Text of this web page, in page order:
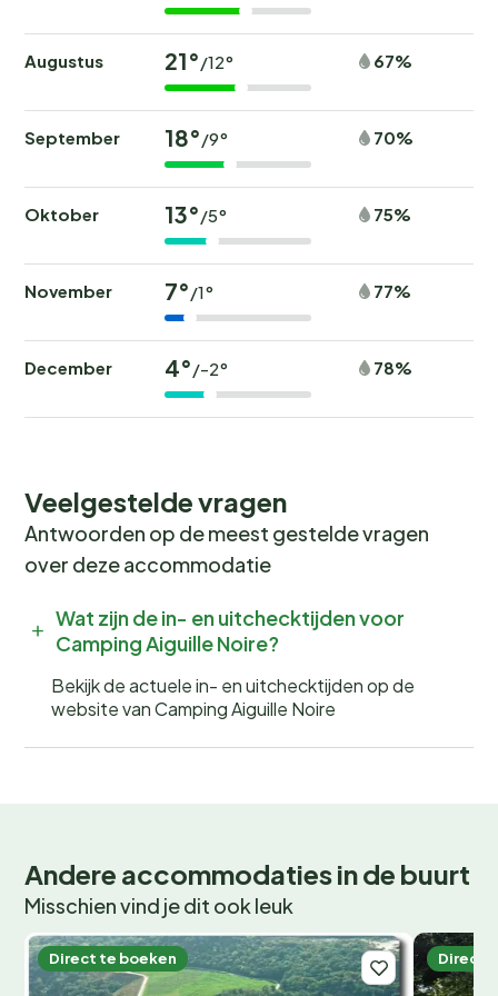
Augustus 21°/12° 67%
September 18°/9° 70%
Oktober 13°/5° 75%
November 7°/1° 77%
December 4°/-2° 78%
Veelgestelde vragen
Antwoorden op de meest gestelde vragen
over deze accommodatie
Wat zijn de in- en uitchecktijden voor
Camping Aiguille Noire?
Bekijk de actuele in- en uitchecktijden op de
website van Camping Aiguille Noire
Andere accommodaties in de buurt
Misschien vind je dit ook leuk
Direct te boeken Direct